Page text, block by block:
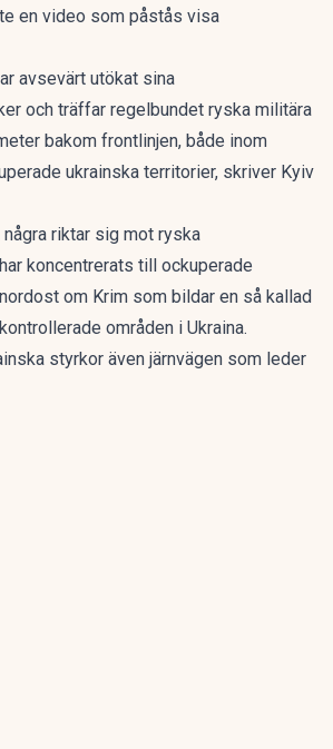
en video som påstås visa
avsevärt utökat sina
och träffar regelbundet ryska militära
bakom frontlinjen, både inom
ukrainska territorier, skriver Kyiv
riktar sig mot ryska
koncentrerats till ockuperade
om Krim som bildar en så kallad
områden i Ukraina.
styrkor även järnvägen som leder